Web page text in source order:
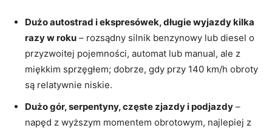
Dużo autostrad i ekspresówek, długie wyjazdy kilka
razy w roku – rozsądny silnik benzynowy lub diesel o
przyzwoitej pojemności, automat lub manual, ale z
miękkim sprzęgłem; dobrze, gdy przy 140 km/h obroty
są relatywnie niskie.
Dużo gór, serpentyny, częste zjazdy i podjazdy –
napęd z wyższym momentem obrotowym, najlepiej z